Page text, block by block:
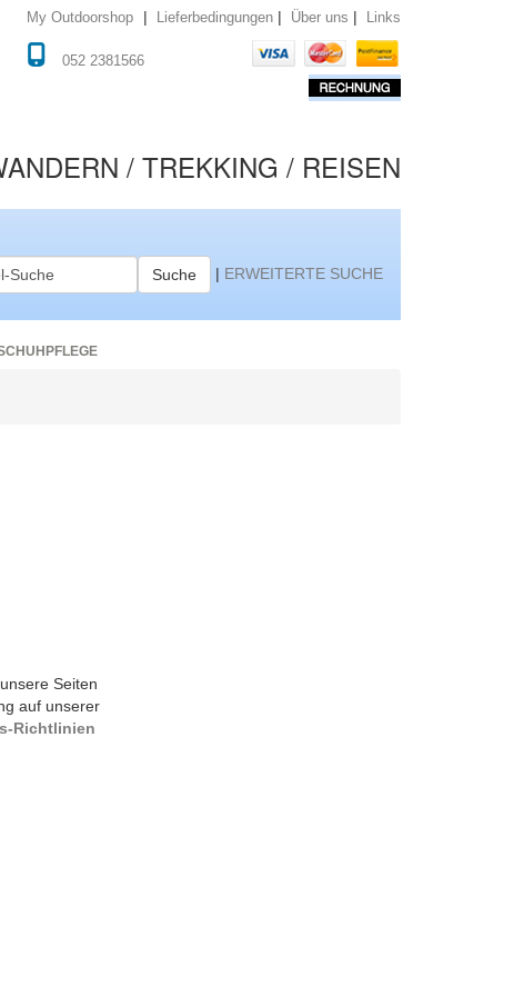
Seiten
auf unserer
Richtlinien
My Outdoorshop | Lieferbedingungen | Über uns | Links
052 2381566
/ TREKKING / REISEN
Suche | ERWEITERTE SUCHE